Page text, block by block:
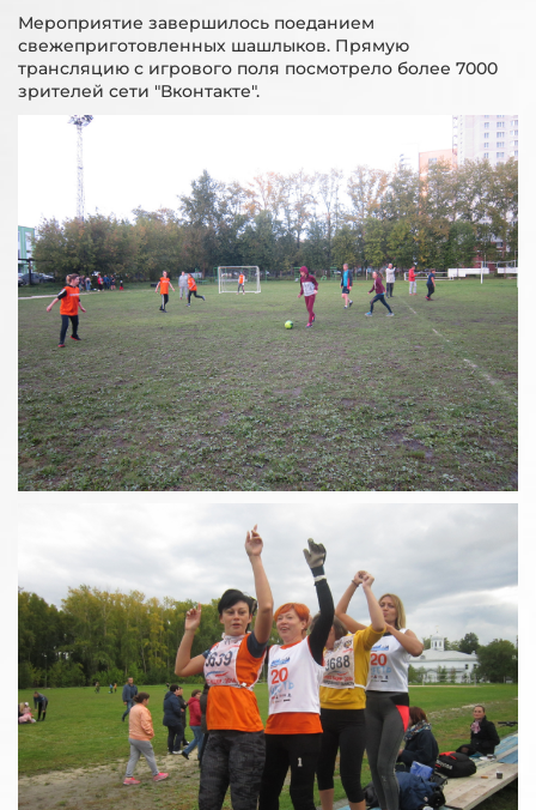
Мероприятие завершилось поеданием
свежеприготовленных шашлыков. Прямую
трансляцию с игрового поля посмотрело более 7000
зрителей сети "Вконтакте".